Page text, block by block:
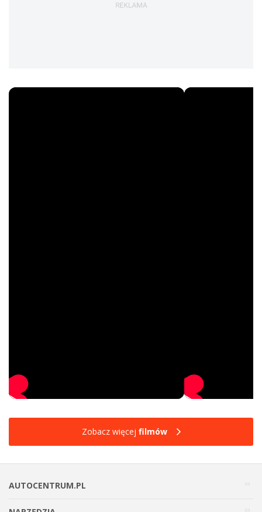
Zobacz więcej filmów
AUTOCENTRUM.PL